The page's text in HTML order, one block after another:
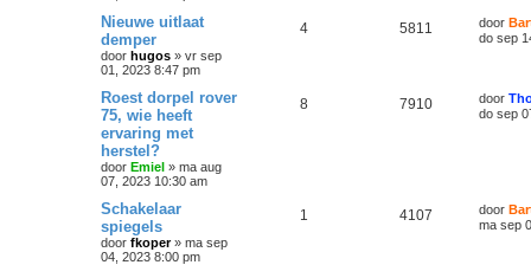
Nieuwe uitlaat
demper
door hugos » vr sep
01, 2023 8:47 pm
4 5811 door
do sep
Roest dorpel rover
75, wie heeft
ervaring met
herstel?
door Emiel » ma aug
07, 2023 10:30 am
8 7910 door
do sep
Schakelaar
spiegels
door fkoper» ma sep
04, 2023 8:00 pm
1 4107 door
ma sep